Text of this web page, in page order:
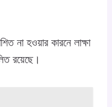
না হওয়ার কারনে লাক্ষা
রয়েছে।